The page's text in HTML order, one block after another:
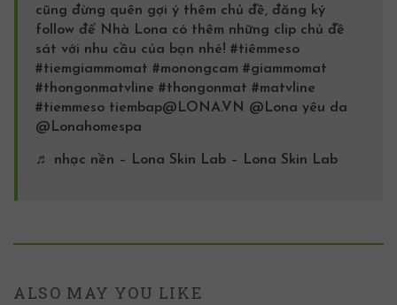
cũng đừng quên gợi ý thêm chủ đề, đăng ký
follow để Nhà Lona có thêm những clip chủ đề
sát với nhu cầu của bạn nhé! #tiêmmeso
#tiemgiammomat #monongcam #giammomat
#thongonmatvline #thongonmat #matvline
#tiemmeso tiembap@LONA.VN @Lona yêu da
@Lonahomespa
♬ nhạc nền – Lona Skin Lab – Lona Skin Lab
ALSO MAY YOU LIKE